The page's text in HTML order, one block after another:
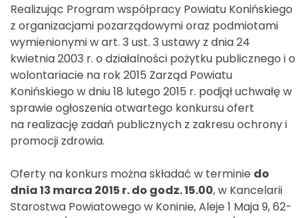
Realizując Program współpracy Powiatu Konińskiego
z organizacjami pozarządowymi oraz podmiotami
wymienionymi w art. 3 ust. 3 ustawy z dnia 24
kwietnia 2003 r. o działalności pożytku publicznego i o
wolontariacie na rok 2015 Zarząd Powiatu
Konińskiego w dniu 18 lutego 2015 r. podjął uchwałę w
sprawie ogłoszenia otwartego konkursu ofert
na realizację zadań publicznych z zakresu ochrony i
promocji zdrowia.
Oferty na konkurs można składać w terminie do
dnia 13 marca 2015 r. do godz. 15.00, w Kancelarii
Starostwa Powiatowego w Koninie, Aleje 1 Maja 9, 62-